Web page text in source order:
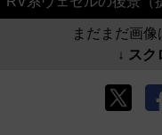
まだまだ画像
↓ スク